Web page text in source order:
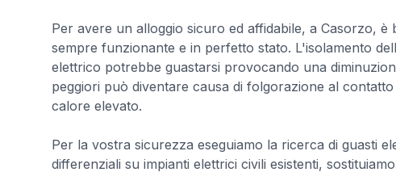
Per avere un alloggio sicuro ed affidabile, a Casorzo,
sempre funzionante e in perfetto stato. L'isolamento
elettrico potrebbe guastarsi provocando una
peggiori può diventare causa di folgorazione al
calore elevato.
Per la vostra sicurezza eseguiamo la ricerca di guasti
differenziali su impianti elettrici civili esistenti,